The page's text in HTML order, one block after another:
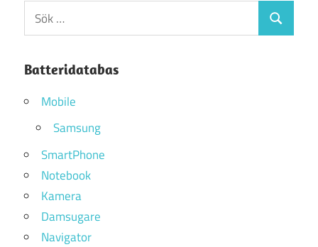
Sök
efter:
Sök
Batteridatabas
Mobile
Samsung
SmartPhone
Notebook
Kamera
Damsugare
Navigator